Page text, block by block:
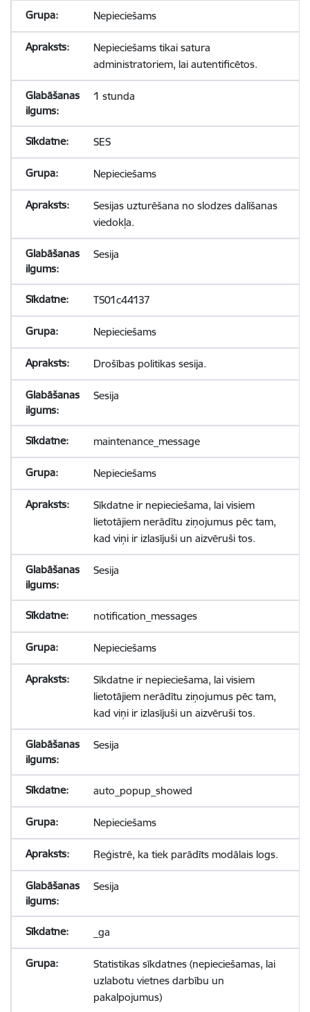
Nepieciešams
Nepieciešams tikai satura
administratoriem, lai autentificētos.
1 stunda
SES
Nepieciešams
Sesijas uzturēšana no slodzes dalīšanas
viedokļa.
Sesija
TS01c44137
Nepieciešams
Drošības politikas sesija.
Sesija
maintenance_message
Nepieciešams
Sīkdatne ir nepieciešama, lai visiem
lietotājiem nerādītu ziņojumus pēc tam,
kad viņi ir izlasījuši un aizvēruši tos.
Sesija
notification_messages
Nepieciešams
Sīkdatne ir nepieciešama, lai visiem
lietotājiem nerādītu ziņojumus pēc tam,
kad viņi ir izlasījuši un aizvēruši tos.
Sesija
auto_popup_showed
Nepieciešams
Reģistrē, ka tiek parādīts modālais logs.
Sesija
_ga
Statistikas sīkdatnes (nepieciešamas, lai
uzlabotu vietnes darbību un
pakalpojumus)